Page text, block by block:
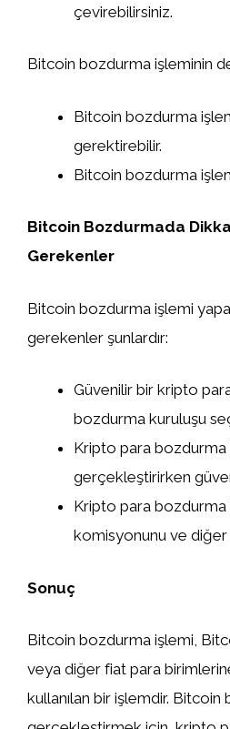
çevirebilirsiniz.
Bitcoin bozdurma işleminin
Bitcoin bozdurma
gerektirebilir.
Bitcoin bozdurma
Bitcoin Bozdurmada
Gerekenler
Bitcoin bozdurma işlemi
gerekenler şunlardır:
Güvenilir bir kripto
bozdurma kuruluşu
Kripto para bozdurma
gerçekleştirirken
Kripto para bozdurma
komisyonunu ve
Sonuç
Bitcoin bozdurma işlemi,
veya diğer fiat para
kullanılan bir işlemdir.